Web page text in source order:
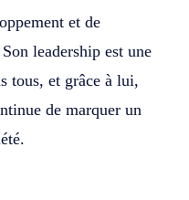
et de
leadership est une
tous, et grâce à lui,
de marquer un